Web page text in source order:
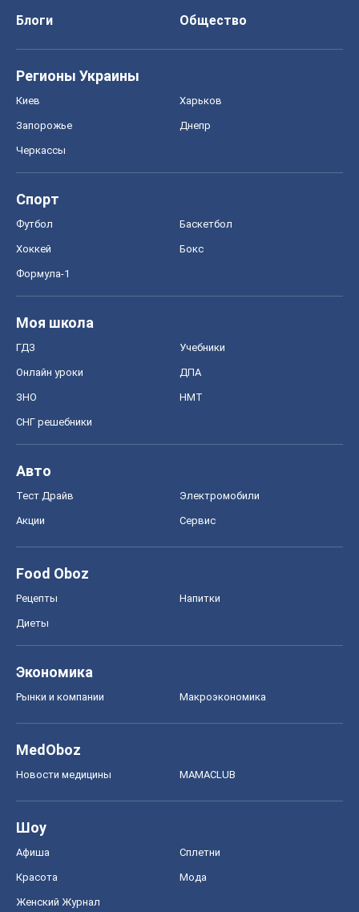
Блоги
Общество
Регионы Украины
Киев Харьков
Запорожье Днепр
Черкассы
Спорт
Футбол Баскетбол
Хоккей Бокс
Формула-1
Моя школа
ГДЗ Учебники
Онлайн уроки ДПА
ЗНО НМТ
СНГ решебники
Авто
Тест Драйв Электромобили
Акции Сервис
Food Oboz
Рецепты Напитки
Диеты
Экономика
Рынки и компании Mакроэкономика
MedOboz
Новости медицины MAMACLUB
Шоу
Афиша Сплетни
Красота Мода
Женский Журнал